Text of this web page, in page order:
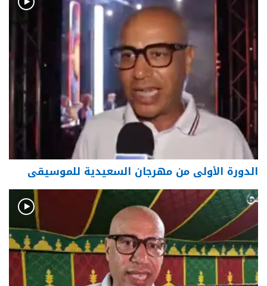
الدورة الأولى من مهرجان السعيدية للموسيقى